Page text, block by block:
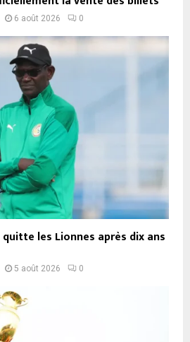
6 août 2026 0
les Lionnes après dix ans
5 août 2026 0